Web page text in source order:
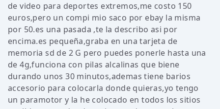
de video para deportes extremos,me costo 150
euros,pero un compi mio saco por ebay la misma
por 50.es una pasada ,te la describo asi por
encima.es pequeña,graba en una tarjeta de
memoria sd de 2 G pero puedes ponerle hasta una
de 4g,funciona con pilas alcalinas que biene
durando unos 30 minutos,ademas tiene barios
accesorio para colocarla donde quieras,yo tengo
un paramotor y la he colocado en todos los sitios